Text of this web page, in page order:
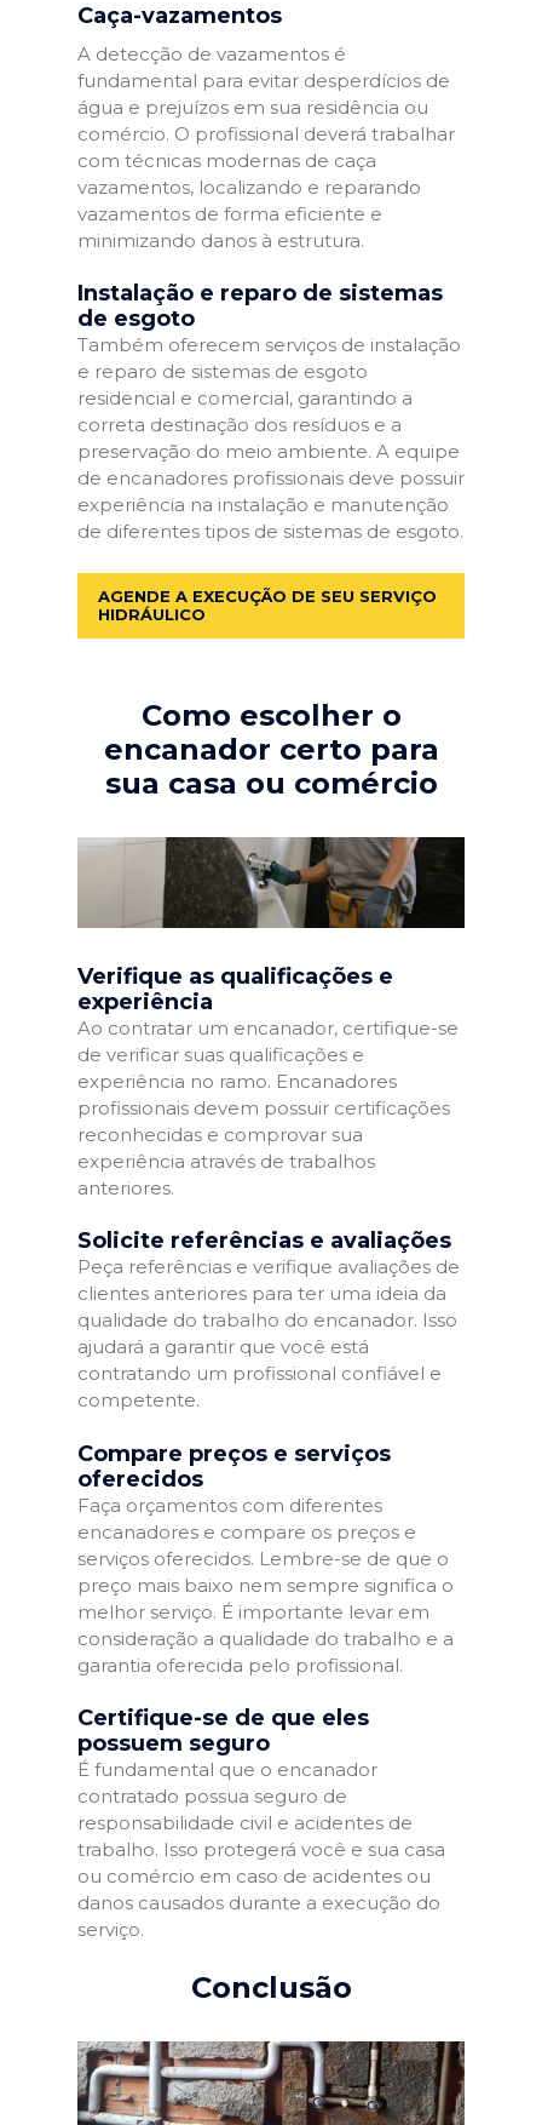
Caça-vazamentos
A detecção de vazamentos é
fundamental para evitar desperdícios de
água e prejuízos em sua residência ou
comércio. O profissional deverá trabalhar
com técnicas modernas de caça
vazamentos, localizando e reparando
vazamentos de forma eficiente e
minimizando danos à estrutura.
Instalação e reparo de sistemas
de esgoto
Também oferecem serviços de instalação
e reparo de sistemas de esgoto
residencial e comercial, garantindo a
correta destinação dos resíduos e a
preservação do meio ambiente. A equipe
de encanadores profissionais deve possuir
experiência na instalação e manutenção
de diferentes tipos de sistemas de esgoto.
AGENDE A EXECUÇÃO DE SEU SERVIÇO
HIDRÁULICO
Como escolher o
encanador certo para
sua casa ou comércio
Verifique as qualificações e
experiência
Ao contratar um encanador, certifique-se
de verificar suas qualificações e
experiência no ramo. Encanadores
profissionais devem possuir certificações
reconhecidas e comprovar sua
experiência através de trabalhos
anteriores.
Solicite referências e avaliações
Peça referências e verifique avaliações de
clientes anteriores para ter uma ideia da
qualidade do trabalho do encanador. Isso
ajudará a garantir que você está
contratando um profissional confiável e
competente.
Compare preços e serviços
oferecidos
Faça orçamentos com diferentes
encanadores e compare os preços e
serviços oferecidos. Lembre-se de que o
preço mais baixo nem sempre significa o
melhor serviço. É importante levar em
consideração a qualidade do trabalho e a
garantia oferecida pelo profissional.
Certifique-se de que eles
possuem seguro
É fundamental que o encanador
contratado possua seguro de
responsabilidade civil e acidentes de
trabalho. Isso protegerá você e sua casa
ou comércio em caso de acidentes ou
danos causados durante a execução do
serviço.
Conclusão